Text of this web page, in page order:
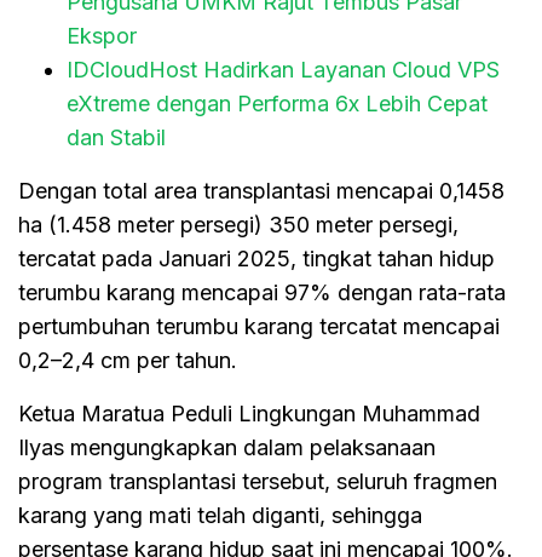
Ekspor
IDCloudHost Hadirkan Layanan Cloud VPS
eXtreme dengan Performa 6x Lebih Cepat
dan Stabil
Dengan total area transplantasi mencapai 0,1458
ha (1.458 meter persegi) 350 meter persegi,
tercatat pada Januari 2025, tingkat tahan hidup
terumbu karang mencapai 97% dengan rata-rata
pertumbuhan terumbu karang tercatat mencapai
0,2–2,4 cm per tahun.
Ketua Maratua Peduli Lingkungan Muhammad
Ilyas mengungkapkan dalam pelaksanaan
program transplantasi tersebut, seluruh fragmen
karang yang mati telah diganti, sehingga
persentase karang hidup saat ini mencapai 100%.